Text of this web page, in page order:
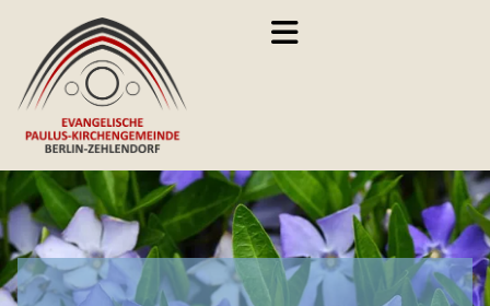
Zum Inhalt springen